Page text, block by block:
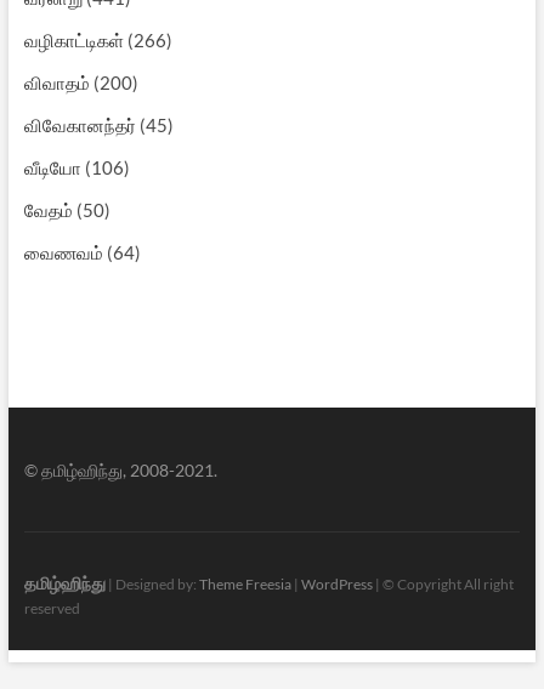
வழிகாட்டிகள்(266)
விவாதம் (200)
விவேகானந்தர் (45)
வீடியோ (106)
வேதம் (50)
வைணவம் (64)
© தமிழ்ஹிந்து, 2008-2021.
தமிழ்ஹிந்து| Designed by: Theme Freesia| WordPress| © Copyright All right
reserved